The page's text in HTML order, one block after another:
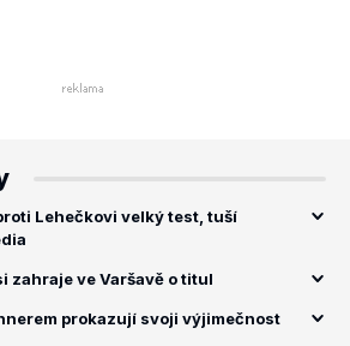
Lehečkovi velký test, tuší
zahraje ve Varšavě o titul
prokazují svoji výjimečnost